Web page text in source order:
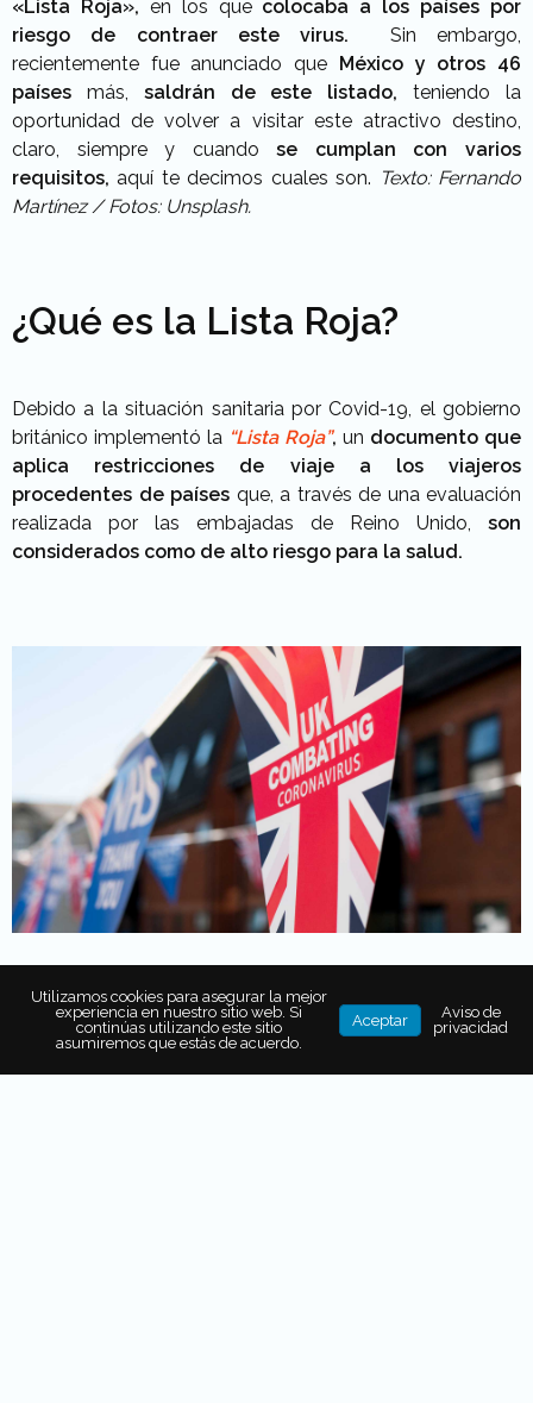
«Lista Roja», en los que colocaba a los países por
riesgo de contraer este virus. Sin embargo,
recientemente fue anunciado que
México y otros 46
países más, saldrán de este listado, teniendo la
oportunidad de volver a visitar este atractivo destino,
claro, siempre y cuandose cumplan con varios
requisitos, aquí te decimos cuales son. Texto: Fernando
Martínez / Fotos: Unsplash.
¿Qué es la Lista Roja?
Debido a la situación sanitaria por Covid-19, el gobierno
británico implementó la “Lista Roja”, un documento que
aplica restricciones de viaje a los viajeros
procedentes de países que, a través de una evaluación
realizada por las embajadas de Reino Unido, son
considerados como de alto riesgo para la salud.
También puede interesarte...
Utilizamos cookies para asegurar la mejor
experiencia en nuestro sitio web. Si
continúas utilizando este sitio
asumiremos que estás de acuerdo.
Aceptar
Aviso de
privacidad